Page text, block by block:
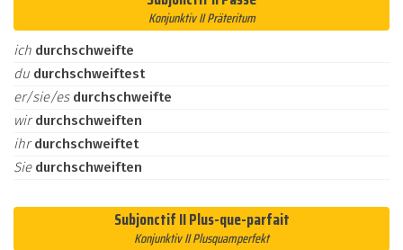
Konjunktiv II Präteritum
ich durchschweifte
du durchschweiftest
er/sie/es durchschweifte
wirdurchschweiften
ihrdurchschweiftet
Sie durchschweiften
Subjonctif II Plus-que-parfait
Konjunktiv II Plusquamperfekt